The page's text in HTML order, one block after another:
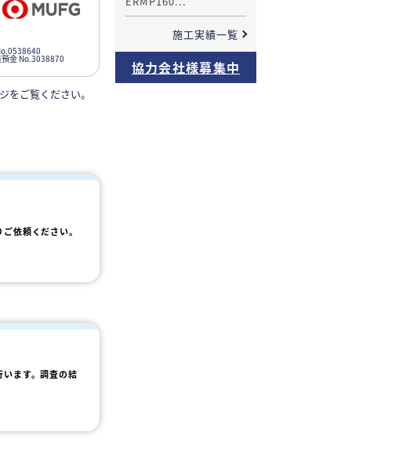
預金 No.3038870
をご覧ください。
依頼ください。
ます。調査の結
施工実績一覧
協力会社様募集中